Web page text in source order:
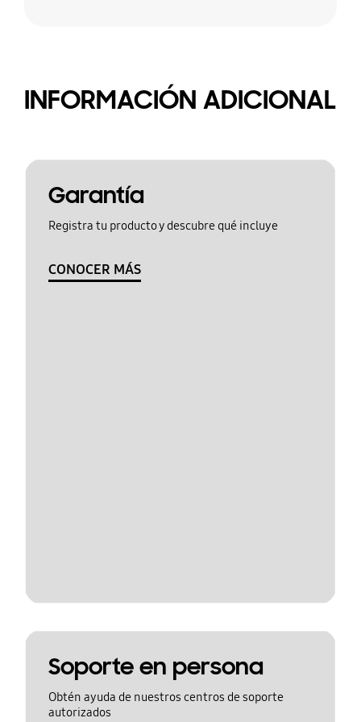
INFORMACIÓN ADICIONAL
Garantía
Registra tu producto y descubre qué incluye
CONOCER MÁS
Soporte en persona
Obtén ayuda de nuestros centros de soporte
autorizados